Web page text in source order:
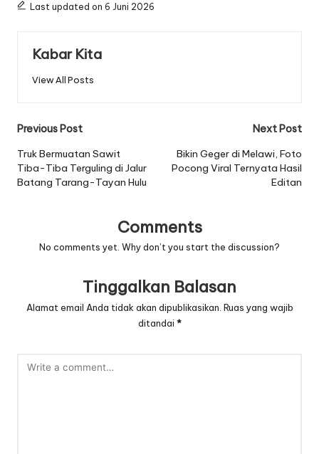
Last updated on 6 Juni 2026
Kabar Kita
View All Posts
Post
navigation
Previous Post
Truk Bermuatan Sawit
Tiba-Tiba Terguling di Jalur
Batang Tarang-Tayan Hulu
Next Post
Bikin Geger di Melawi, Foto
Pocong Viral Ternyata Hasil
Editan
Comments
No comments yet. Why don’t you start the discussion?
Tinggalkan Balasan
Alamat email Anda tidak akan dipublikasikan. Ruas yang wajib
ditandai *